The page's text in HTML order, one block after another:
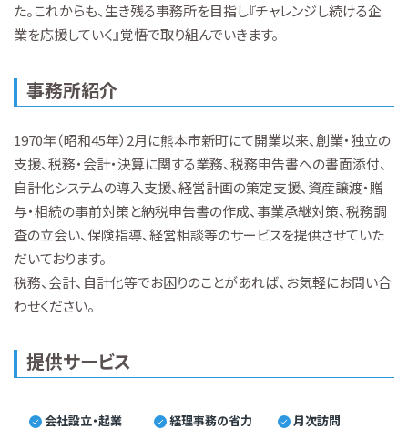
た。これからも、生き残る事務所を目指し『チャレンジし続ける企
業を応援していく』覚悟で取り組んでいきます。
事務所紹介
1970年（昭和45年）2月に熊本市新町にて開業以来、創業・独立の
支援、税務・会計・決算に関する業務、税務申告書への書面添付、
自計化システムの導入支援、経営計画の策定支援、資産譲渡・贈
与・相続の事前対策と納税申告書の作成、事業承継対策、税務調
査の立会い、保険指導、経営相談等のサービスを提供させていた
だいております。
税務、会計、自計化等でお困りのことがあれば、お気軽にお問い合
わせください。
提供サービス
会社設立・起業
経理事務の省力
月次訪問